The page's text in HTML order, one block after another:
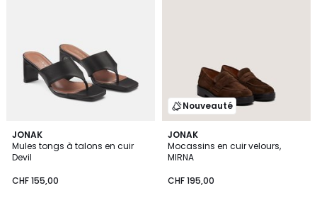
JONAK
Mules tongs à talons en cuir
Devil
CHF 155,00
Nouveauté
JONAK
Mocassins en cuir velours,
MIRNA
CHF 195,00